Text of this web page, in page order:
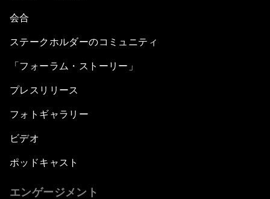
会合
ステークホルダーのコミュニティ
「フォーラム・ストーリー」
プレスリリース
フォトギャラリー
ビデオ
ポッドキャスト
エンゲージメント